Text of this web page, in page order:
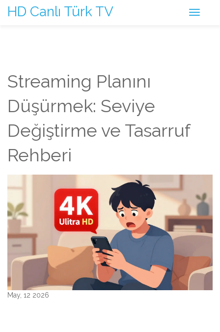
HD Canlı Türk TV
Streaming Planını
Düşürmek: Seviye
Değiştirme ve Tasarruf
Rehberi
May, 12 2026